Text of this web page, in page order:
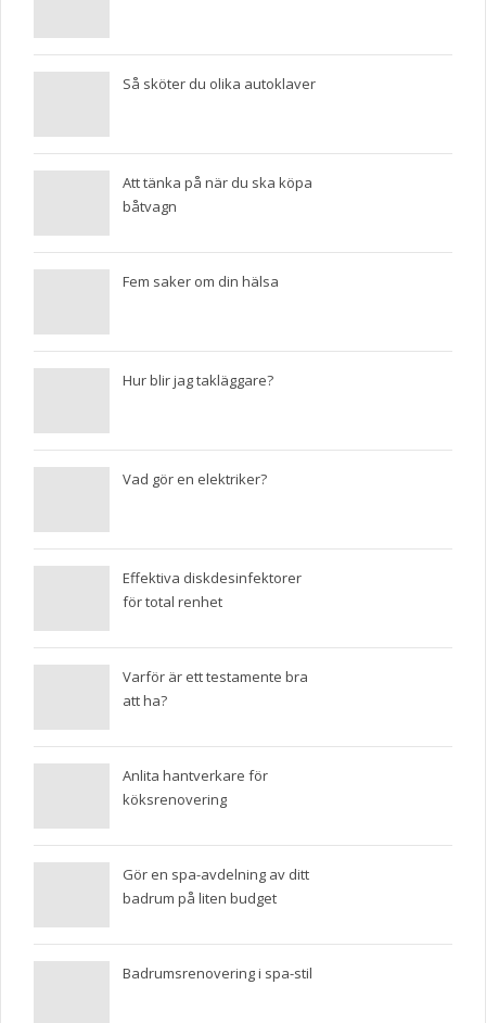
Så sköter du olika autoklaver
Att tänka på när du ska köpa
båtvagn
Fem saker om din hälsa
Hur blir jag takläggare?
Vad gör en elektriker?
Effektiva diskdesinfektorer
för total renhet
Varför är ett testamente bra
att ha?
Anlita hantverkare för
köksrenovering
Gör en spa-avdelning av ditt
badrum på liten budget
Badrumsrenovering i spa-stil